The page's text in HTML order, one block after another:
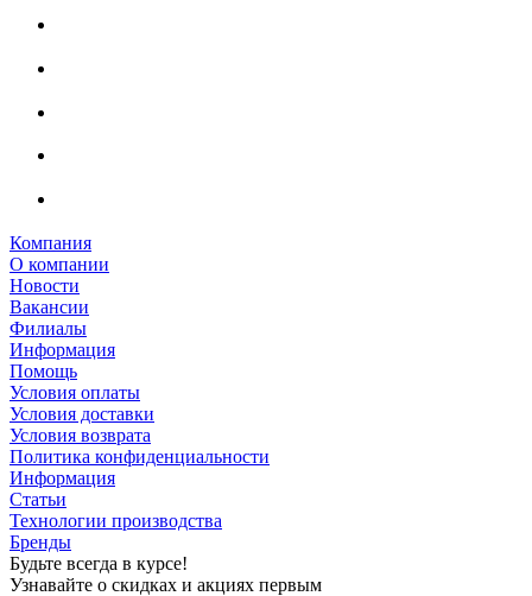
Компания
О компании
Новости
Вакансии
Филиалы
Информация
Помощь
Условия оплаты
Условия доставки
Условия возврата
Политика конфиденциальности
Информация
Статьи
Технологии производства
Бренды
Будьте всегда в курсе!
Узнавайте о скидках и акциях первым